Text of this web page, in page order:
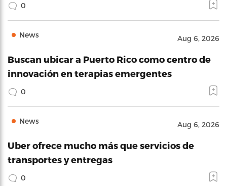
0
News Aug 6, 2026
Buscan ubicar a Puerto Rico como centro de
innovación en terapias emergentes
0
News Aug 6, 2026
Uber ofrece mucho más que servicios de
transportes y entregas
0